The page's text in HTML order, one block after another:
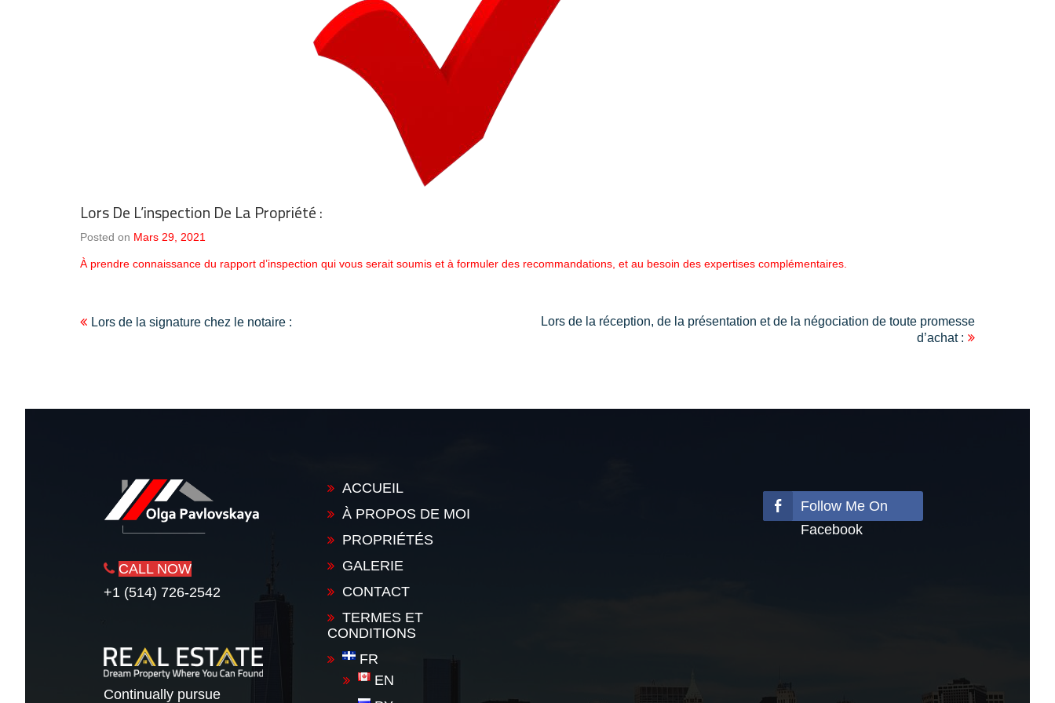
Lors De L’inspection De La Propriété :
Posted on Mars 29, 2021
À prendre connaissance du rapport d’inspection qui vous serait soumis et à formuler des recommandations, et au besoin des expertises complémentaires.
Navigation
Lors de la signature chez le notaire :
Lors de la réception, de la présentation et de la négociation de toute promesse
d’achat :
CALL NOW
+1 (514) 726-2542
Continually pursue
ACCUEIL
À PROPOS DE MOI
PROPRIÉTÉS
GALERIE
CONTACT
TERMES ET
CONDITIONS
FR
EN
Follow Me On
Facebook